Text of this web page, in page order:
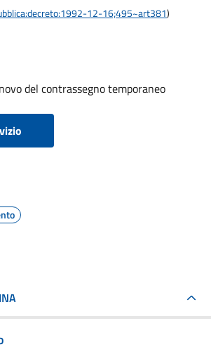
12-16;495~art381)
del contrassegno temporaneo